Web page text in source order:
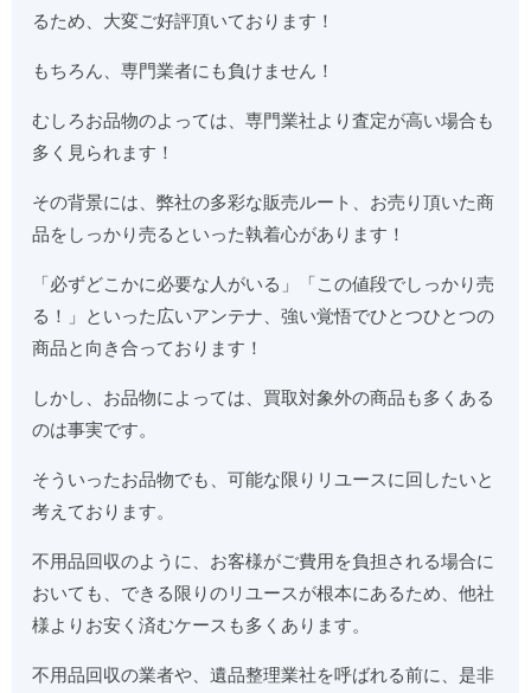
るため、大変ご好評頂いております！
もちろん、専門業者にも負けません！
むしろお品物のよっては、専門業社より査定が高い場合も
多く見られます！
その背景には、弊社の多彩な販売ルート、お売り頂いた商
品をしっかり売るといった執着心があります！
「必ずどこかに必要な人がいる」「この値段でしっかり売
る！」といった広いアンテナ、強い覚悟でひとつひとつの
商品と向き合っております！
しかし、お品物によっては、買取対象外の商品も多くある
のは事実です。
そういったお品物でも、可能な限りリユースに回したいと
考えております。
不用品回収のように、お客様がご費用を負担される場合に
おいても、できる限りのリユースが根本にあるため、他社
様よりお安く済むケースも多くあります。
不用品回収の業者や、遺品整理業社を呼ばれる前に、是非